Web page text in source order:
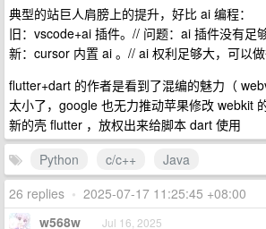
典型的站巨人肩膀上的提升，好比 ai 编程：
旧：vscode+ai 插件。// 问题：ai 插件没有足
新：cursor 内置 ai 。// ai 权利足够大，可以
flutter+dart 的作者是看到了混编的魅力（
太小了，google 也无力推动苹果修改 webkit
新的壳 flutter ，放权出来给脚本 dart 使用
Python
c/c++
Java
26 replies • 2025-07-17 11:25:45 +08:00
w568w Jul 16, 2025